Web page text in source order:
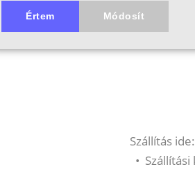
Szállítás
• Szállítási
Értem Módosít